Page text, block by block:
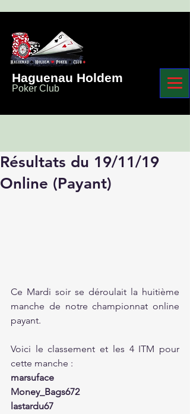
Haguenau Holdem
Poker Club
Résultats du 19/11/19
Online (Payant)
Ce Mardi soir se déroulait la huitième
manche de notre championnat online
payant.
Voici le classement et les 4 ITM pour
cette manche :
marsuface
Money_Bags672
lastardu67